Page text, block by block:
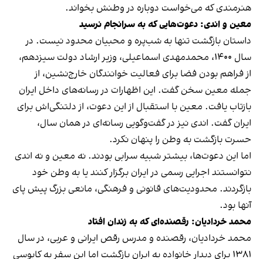
هنرمندی که می‌خواست دوباره در وطنش بخواند.
معین و اندی: دعوت‌هایی که به سرانجام نرسید
داستان بازگشت تنها به شب‌پره و محبیان محدود نیست. در
سال ۱۴۰۰، محمدمهدی اسماعیلی، وزیر ارشاد دولت سیزدهم،
از فراهم بودن فضا برای فعالیت خوانندگان خارج‌نشین، از
جمله معین سخن گفت. این اظهارات در رسانه‌های داخل ایران
بازتاب یافت. معین با استقبال از این دعوت، از دلتنگی‌اش برای
ایران گفت. اندی نیز در گفت‌وگویی رسانه‌ای در همان سال،
حسرت بازگشت به وطن را پنهان نکرد.
اما این دعوت‌ها، بیشتر شبیه سرابی بودند. نه معین و نه اندی
نتوانستند اجرایی رسمی در ایران برگزار کنند یا به وطن خود
بازگردند. محدودیت‌های قانونی و فرهنگی، مانعی بزرگ پیش پای
آنها بود.
محمد خردادیان: رقصنده‌ای که به زندان افتاد
محمد خردادیان، رقصنده و مدرس رقص ایرانی و عربی، در سال
۱۳۸۱ برای دیدار خانواده به ایران بازگشت اما این سفر به کابوسی